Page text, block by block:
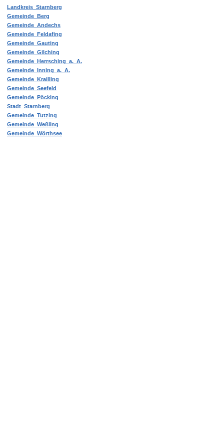
Landkreis Starnberg
Gemeinde Berg
Gemeinde Andechs
Gemeinde Feldafing
Gemeinde Gauting
Gemeinde Gilching
Gemeinde Herrsching a. A.
Gemeinde Inning a. A.
Gemeinde Krailling
Gemeinde Seefeld
Gemeinde Pöcking
Stadt Starnberg
Gemeinde Tutzing
Gemeinde Weßling
Gemeinde Wörthsee